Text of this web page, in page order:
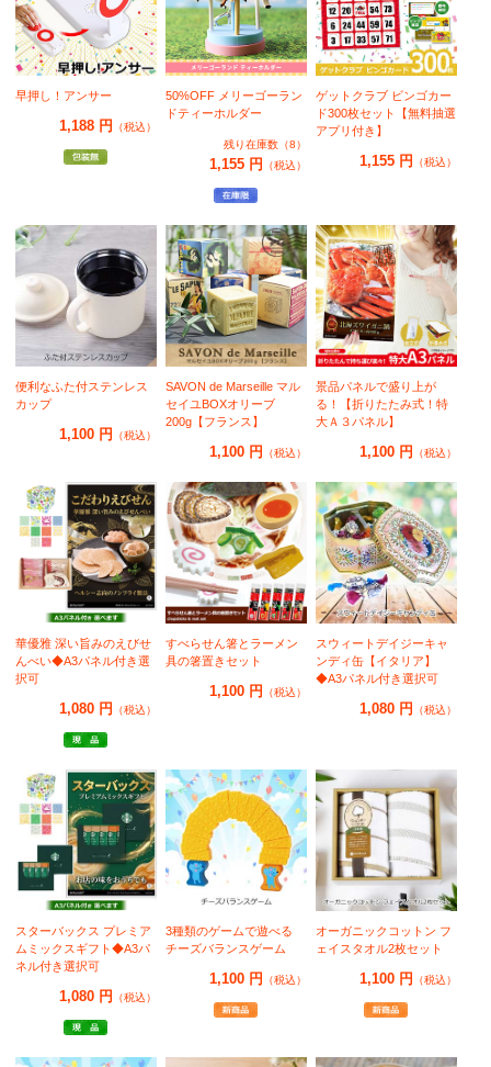
早押し！アンサー
1,188 円 （税込）
50%OFF メリーゴーラン
ドティーホルダー
残り在庫数（8）
1,155 円 （税込）
ゲットクラブ ビンゴカー
ド300枚セット【無料抽選
アプリ付き】
1,155 円 （税込）
便利なふた付ステンレス
カップ
1,100 円 （税込）
SAVON de Marseille マル
セイユBOXオリーブ
200g【フランス】
1,100 円 （税込）
景品パネルで盛り上が
る！【折りたたみ式！特
大Ａ３パネル】
1,100 円 （税込）
華優雅 深い旨みのえびせ
んべい◆A3パネル付き選
択可
1,080 円 （税込）
すべらせん箸とラーメン
具の箸置きセット
1,100 円 （税込）
スウィートデイジーキャ
ンディ缶【イタリア】
◆A3パネル付き選択可
1,080 円 （税込）
スターバックス プレミア
ムミックスギフト◆A3パ
ネル付き選択可
1,080 円 （税込）
3種類のゲームで遊べる
チーズバランスゲーム
1,100 円 （税込）
オーガニックコットン フ
ェイスタオル2枚セット
1,100 円 （税込）